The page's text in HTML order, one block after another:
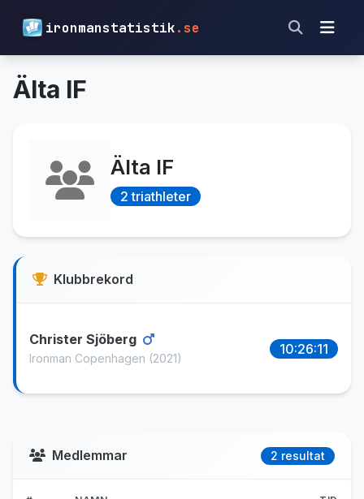
ironmanstatistik.se
Älta IF
Älta IF
2 triathleter
Klubbrekord
Christer Sjöberg
Ironman Copenhagen (2021)
10:26:11
Medlemmar 2 resultat